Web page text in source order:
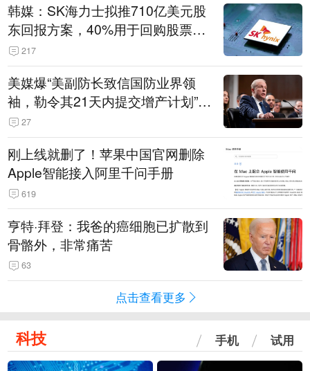
韩媒：SK海力士拟推710亿美元股
东回报方案，40%用于回购股票，
相当于美股发行规模
217
美媒爆“美副防长致信国防业界领
袖，勒令其21天内提交增产计划”，
五角大楼回应
27
刚上线就删了！苹果中国官网删除
Apple智能接入阿里千问手册
619
亨特·拜登：我爸的癌细胞已扩散到
骨骼外，非常痛苦
63
点击查看更多
科技 手机 试用